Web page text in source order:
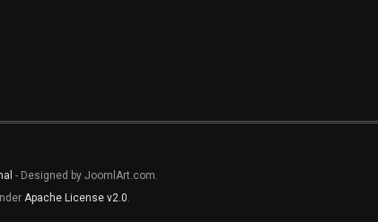
- Designed by JoomlArt.com.
Apache License v2.0